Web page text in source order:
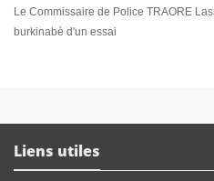
Le Commissaire de Police TRAORE
burkinabè d'un essai
Liens utiles